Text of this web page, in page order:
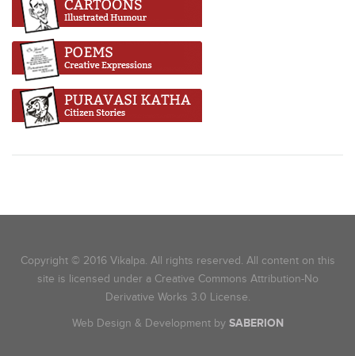
Copyright © 2016 Vikalpa. All rights reserved. All content on this
site is licensed under a Creative Commons Attribution-No
Derivative Works 3.0 License.
Web Design & Development by SABERION